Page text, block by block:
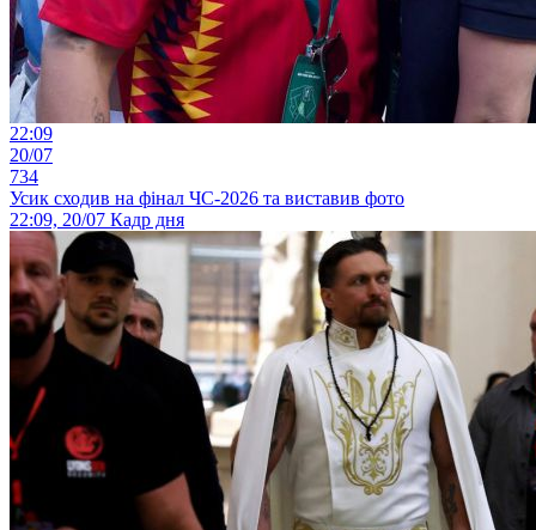
22:09
20/07
734
Усик сходив на фінал ЧС-2026 та виставив фото
22:09, 20/07 Кадр дня